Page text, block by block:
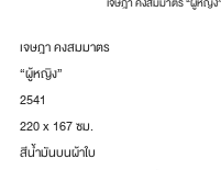
เจษฎา คงสมมาตร
“ผู้หญิง”
2541
220 x 167 ซม.
สีน้ำมันบนผ้าใบ